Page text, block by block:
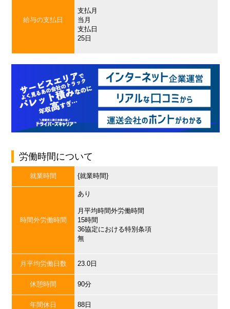
給与の支払日
支払月
当月
支払日
25日
労働時間について
就業時間 {就業時間}
時間外労働時間
あり
月平均時間外労働時間
15時間
36協定における特別条項
無
月平均労働日数 23.0日
休憩時間 90分
年間休日 88日